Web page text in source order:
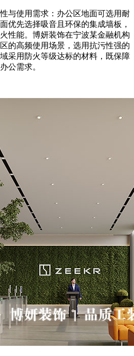
与使用需求：办公区地面可选用耐
优先选择吸音且环保的集成墙板，
性能。博妍装饰在宁波某金融机构
的高频使用场景，选用抗污性强的
采用防火等级达标的材料，既保障
公需求。